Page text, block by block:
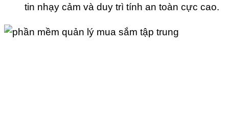
tin nhạy cảm và duy trì tính an toàn cực cao.